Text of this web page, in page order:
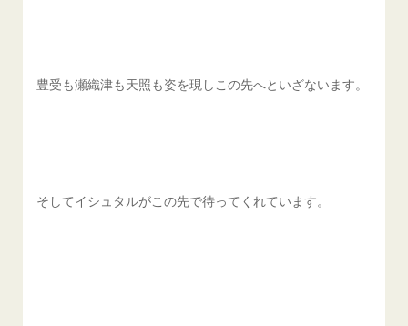
豊受も瀬織津も天照も姿を現しこの先へといざないます。
そしてイシュタルがこの先で待ってくれています。